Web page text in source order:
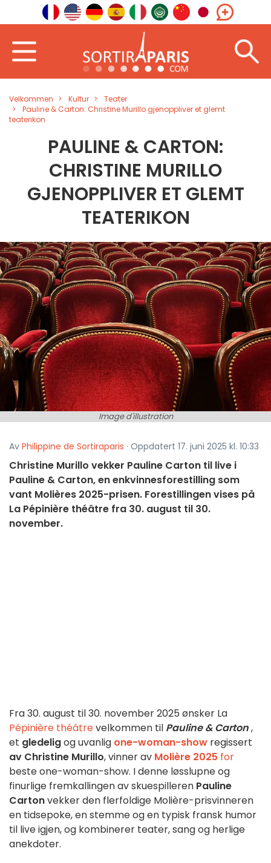
Velkommen Kultur
Teater
Pauline & Carton: Christine Murillo gjenoppliver et glemt
teaterikon
PAULINE & CARTON:
CHRISTINE MURILLO
GJENOPPLIVER ET GLEMT
TEATERIKON
Image d'illustration
Av Philippine de Sortiraparis · Oppdatert 17. juni 2025 kl. 10:33
Christine Murillo vekker Pauline Carton til live i
Pauline & Carton, en enkvinnesforestilling som
vant Molières 2025-prisen. Forestillingen vises på
La Pépinière théâtre fra 30. august til 30.
november.
Fra 30. august til 30. november 2025 ønsker La
Pépinière théâtrevelkommen til Pauline & Carton,
et gledeligog uvanlig one-woman-show regissert
av Christine Murillo, vinner av Molière 2025 for
beste one-woman-show. I denne løsslupne og
finurlige fremkallingen av skuespilleren Pauline
Cartonvekker den flerfoldige Molière-prisvinneren
en tidsepoke, en stemme og en typisk fransk humor
til live igjen, og kombinerer teater, sang og herlige
anekdoter.